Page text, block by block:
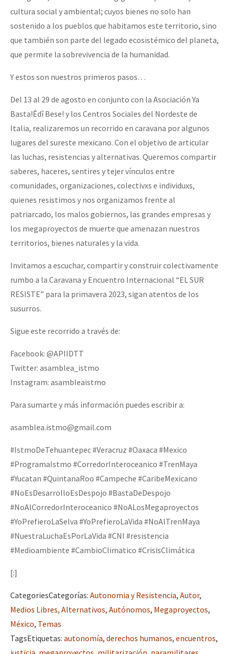
cultura social y ambiental; cuyos bienes no solo han
sostenido a los pueblos que habitamos este territorio, sino
que también son parte del legado ecosistémico del planeta,
que permite la sobrevivencia de la humanidad.
Y estos son nuestros primeros pasos…
Del 13 al 29 de agosto en conjunto con la Asociación Ya
Basta!Êdî Bese! y los Centros Sociales del Nordeste de
Italia, realizaremos un recorrido en caravana por algunos
lugares del sureste mexicano. Con el objetivo de articular
las luchas, resistencias y alternativas. Queremos compartir
saberes, haceres, sentires y tejer vínculos entre
comunidades, organizaciones, colectivxs e individuxs,
quienes resistimos y nos organizamos frente al
patriarcado, los malos gobiernos, las grandes empresas y
los megaproyectos de muerte que amenazan nuestros
territorios, bienes naturales y la vida.
Invitamos a escuchar, compartir y construir colectivamente
rumbo a la Caravana y Encuentro Internacional “EL SUR
RESISTE” para la primavera 2023, sigan atentos de los
susurros.
Sigue este recorrido a través de:
Facebook: @APIIDTT
Twitter: asamblea_istmo
Instagram: asambleaistmo
Para sumarte y más información puedes escribir a:
asamblea.istmo@gmail.com
#IstmoDeTehuantepec #Veracruz #Oaxaca #Mexico
#ProgramaIstmo #CorredorInteroceanico #TrenMaya
#Yucatan #QuintanaRoo #Campeche #CaribeMexicano
#NoEsDesarrolloEsDespojo #BastaDeDespojo
#NoAlCorredorInteroceanico #NoALosMegaproyectos
#YoPrefieroLaSelva #YoPrefieroLaVida #NoAlTrenMaya
#NuestraLuchaEsPorLaVida #CNI #resistencia
#Medioambiente #CambioClimatico #CrisisClimática
[:]
CategoriesCategorías: Autonomia y Resistencia, Autor,
Medios Libres, Alternativos, Autónomos, Megaproyectos,
México, Temas
TagsEtiquetas: autonomía, derechos humanos, encuentros,